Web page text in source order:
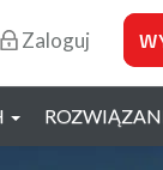
Zaloguj